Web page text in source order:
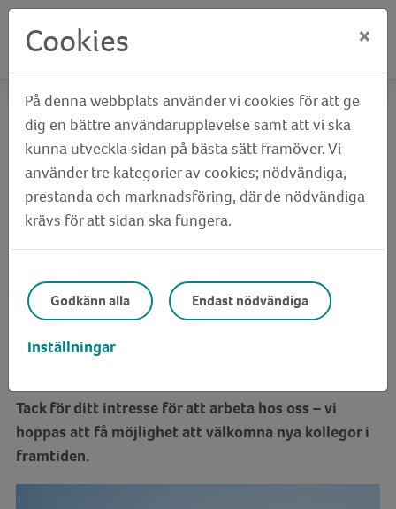
Om oss Lediga jobb
Lediga jobb
Just nu har vi inga lediga tjänster och ingen rekrytering
pågår.
Även om vi för tillfället inte söker nya medarbetare är
du alltid välkommen att hålla utkik här på vår
webbplats. När nya möjligheter uppstår publiceras de
Tack för ditt intresse för att arbeta hos oss – vi
hoppas att få möjlighet att välkomna nya kollegor i
framtiden.
Cookies ×
På denna webbplats använder vi cookies för att ge
dig en bättre användarupplevelse samt att vi ska
kunna utveckla sidan på bästa sätt framöver. Vi
använder tre kategorier av cookies; nödvändiga,
prestanda och marknadsföring, där de nödvändiga
krävs för att sidan ska fungera.
Godkänn alla Endast nödvändiga
Inställningar